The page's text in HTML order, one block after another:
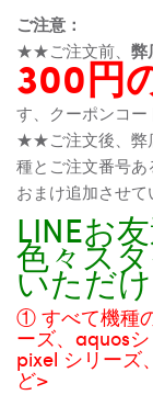
ご注意：
★★ご注文前、 弊
300円
す、クーポンコー
★★ご注文後、弊
種とご注文番号
おまけ追加させ
LINEお
色々ス
いただ
① すべて機種
ーズ、aquos
pixel シリーズ
ど>